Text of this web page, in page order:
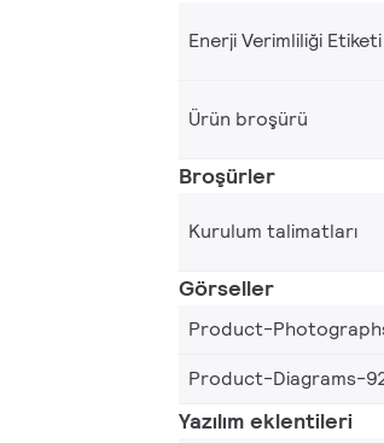
Enerji Verimliliği Etiketi
Ürün broşürü
Broşürler
Kurulum talimatları
Görseller
Product-
Product-Diagrams-
Yazılım eklentileri